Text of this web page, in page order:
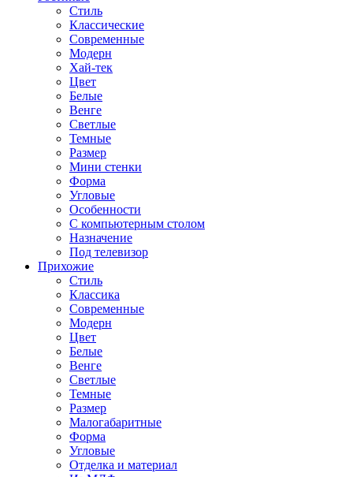
Стиль
Классические
Современные
Модерн
Хай-тек
Цвет
Белые
Венге
Светлые
Темные
Размер
Мини стенки
Форма
Угловые
Особенности
С компьютерным столом
Назначение
Под телевизор
Прихожие
Стиль
Классика
Современные
Модерн
Цвет
Белые
Венге
Светлые
Темные
Размер
Малогабаритные
Форма
Угловые
Отделка и материал